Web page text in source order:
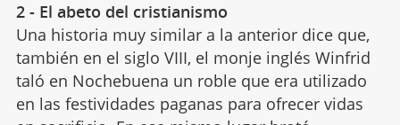
2 - El abeto del cristianismo
Una historia muy similar a la anterior dice que,
también en el siglo VIII, el monje inglés Winfrid
taló en Nochebuena un roble que era utilizado
en las festividades paganas para ofrecer vidas